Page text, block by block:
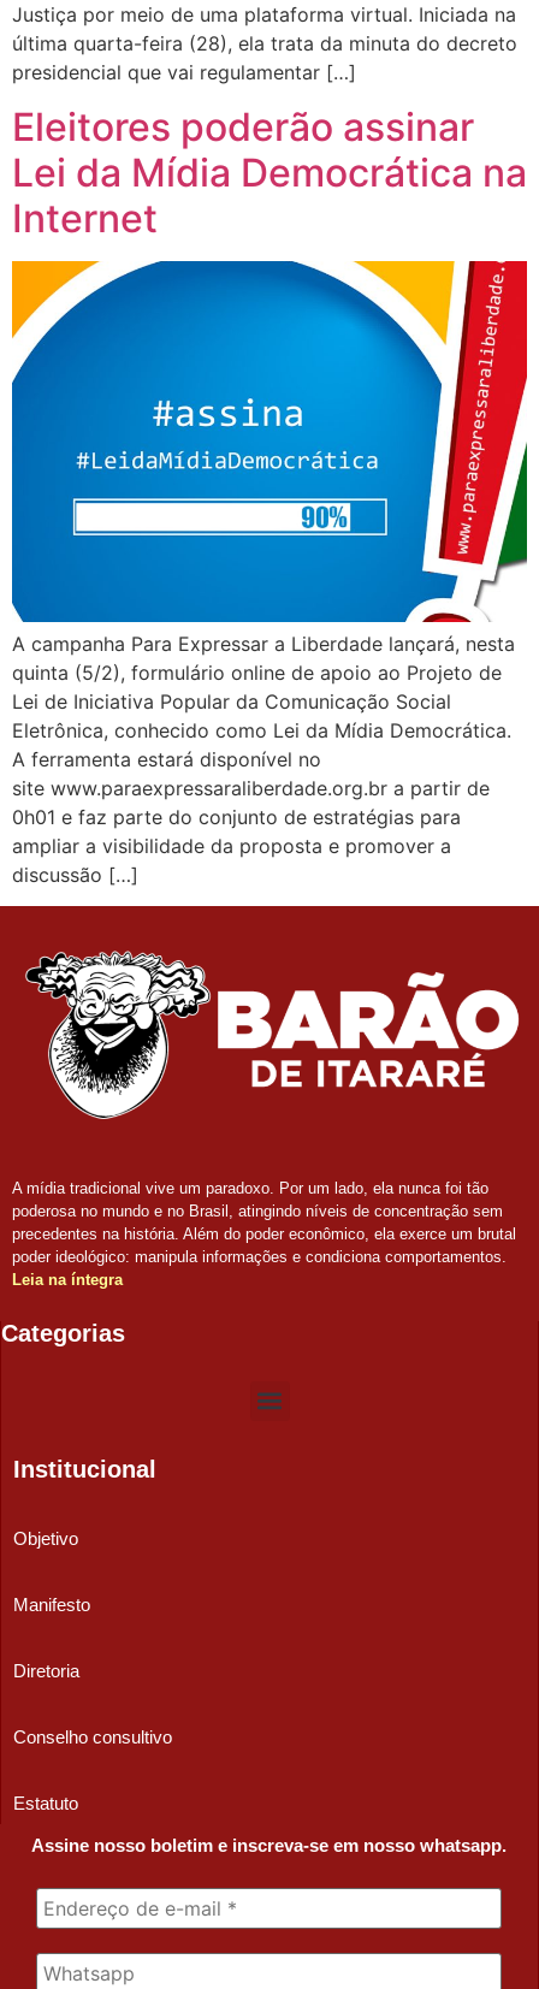
Justiça por meio de uma plataforma virtual. Iniciada na
última quarta-feira (28), ela trata da minuta do decreto
presidencial que vai regulamentar […]
Eleitores poderão assinar
Lei da Mídia Democrática na
Internet
A campanha Para Expressar a Liberdade lançará, nesta
quinta (5/2), formulário online de apoio ao Projeto de
Lei de Iniciativa Popular da Comunicação Social
Eletrônica, conhecido como Lei da Mídia Democrática.
A ferramenta estará disponível no
site www.paraexpressaraliberdade.org.br a partir de
0h01 e faz parte do conjunto de estratégias para
ampliar a visibilidade da proposta e promover a
discussão […]
A mídia tradicional vive um paradoxo. Por um lado, ela nunca foi tão
poderosa no mundo e no Brasil, atingindo níveis de concentração sem
precedentes na história. Além do poder econômico, ela exerce um brutal
poder ideológico: manipula informações e condiciona comportamentos.
Leia na íntegra
Categorias
Institucional
Objetivo
Manifesto
Diretoria
Conselho consultivo
Estatuto
Assine nosso boletim e inscreva-se em nosso whatsapp.